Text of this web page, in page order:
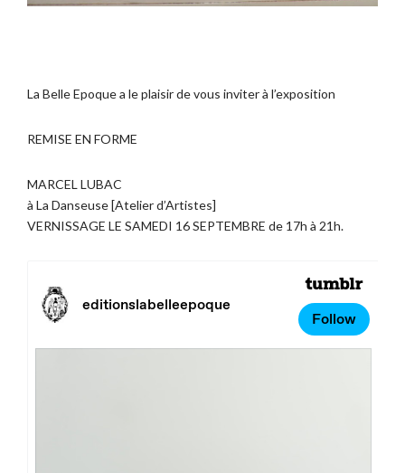
La Belle Epoque a le plaisir de vous inviter à l’exposition
REMISE EN FORME
MARCEL LUBAC
à La Danseuse [Atelier d’Artistes]
VERNISSAGE LE SAMEDI 16 SEPTEMBRE de 17h à 21h.